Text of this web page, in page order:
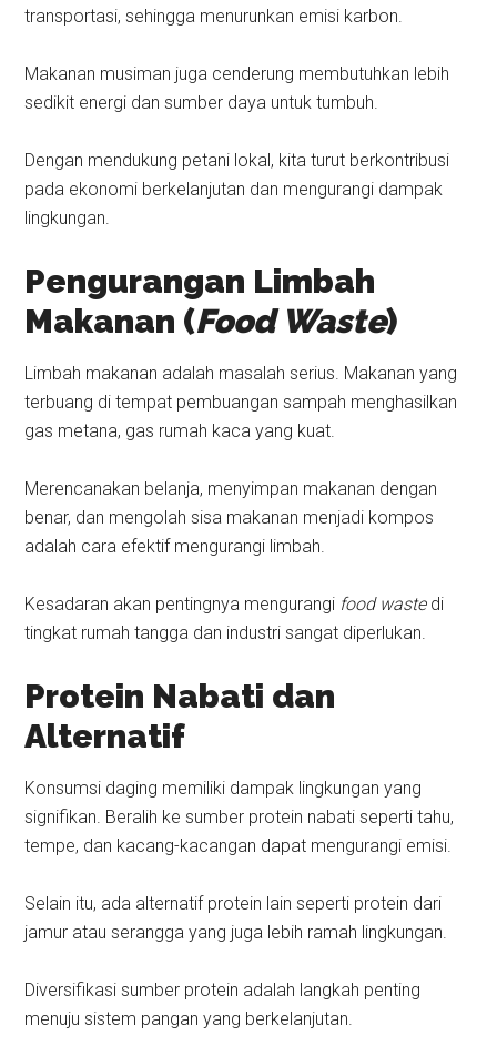
transportasi, sehingga menurunkan emisi karbon.
Makanan musiman juga cenderung membutuhkan lebih
sedikit energi dan sumber daya untuk tumbuh.
Dengan mendukung petani lokal, kita turut berkontribusi
pada ekonomi berkelanjutan dan mengurangi dampak
lingkungan.
Pengurangan Limbah
Makanan (Food Waste)
Limbah makanan adalah masalah serius. Makanan yang
terbuang di tempat pembuangan sampah menghasilkan
gas metana, gas rumah kaca yang kuat.
Merencanakan belanja, menyimpan makanan dengan
benar, dan mengolah sisa makanan menjadi kompos
adalah cara efektif mengurangi limbah.
Kesadaran akan pentingnya mengurangi food wastedi
tingkat rumah tangga dan industri sangat diperlukan.
Protein Nabati dan
Alternatif
Konsumsi daging memiliki dampak lingkungan yang
signifikan. Beralih ke sumber protein nabati seperti tahu,
tempe, dan kacang-kacangan dapat mengurangi emisi.
Selain itu, ada alternatif protein lain seperti protein dari
jamur atau serangga yang juga lebih ramah lingkungan.
Diversifikasi sumber protein adalah langkah penting
menuju sistem pangan yang berkelanjutan.